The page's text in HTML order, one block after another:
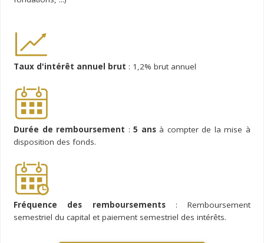
Taux d'intérêt annuel brut : 1,2% brut annuel
Durée de remboursement :5 ansà compter de la mise à
disposition des fonds.
Fréquence des remboursements: Remboursement
semestriel du capital et paiement semestriel des intérêts.